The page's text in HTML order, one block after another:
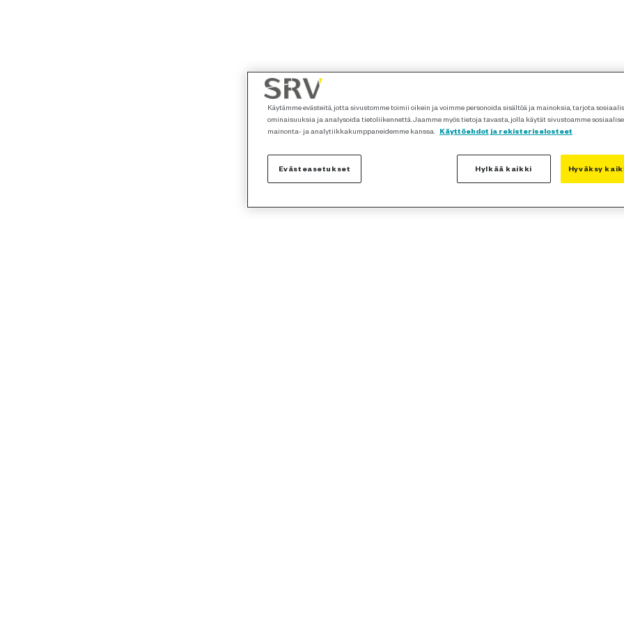
Käytämme evästeitä, jotta sivustomme toimii oikein ja voimme personoida sisältöä ja mainoksia, tarjota
ominaisuuksia ja analysoida tietoliikennettä. Jaamme myös tietoja tavasta, jolla käytät sivustoamme
mainonta- ja analytiikkakumppaneidemme kanssa.
Käyttöehdot ja rekisteriselosteet
Evästeasetukset Hylkää kaikki Hyväksy